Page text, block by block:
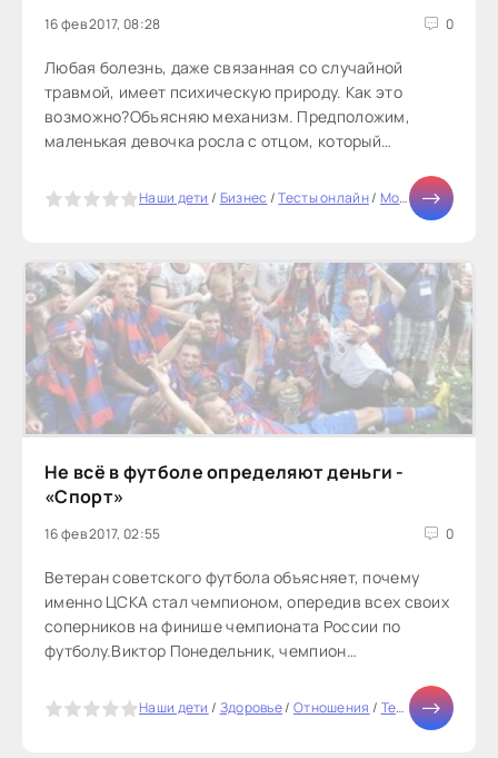
16 фев 2017, 08:28 0
Любая болезнь, даже связанная со случайной
травмой, имеет психическую природу. Как это
возможно?Объясняю механизм. Предположим,
маленькая девочка росла с отцом, который
Наши дети / Бизнес /Тесты онлайн/ Мода /Диеты
Не всё в футболе определяют деньги -
«Спорт»
16 фев 2017, 02:55 0
Ветеран советского футбола объясняет, почему
именно ЦСКА стал чемпионом, опередив всех своих
соперников на финише чемпионата России по
футболу.Виктор Понедельник, чемпион
Наши дети / Здоровье/ Отношения / Тесты онлайн